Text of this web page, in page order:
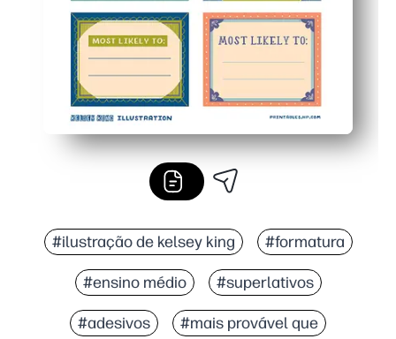
#ilustração de kelsey king #formatura
#ensino médio #superlativos
#adesivos #mais provável que